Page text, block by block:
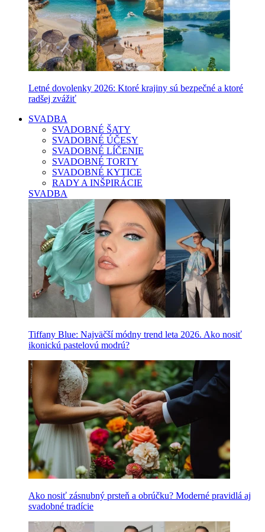
Letné dovolenky 2026: Ktoré krajiny sú bezpečné a ktoré
radšej zvážiť
SVADBA
SVADOBNÉ ŠATY
SVADOBNÉ ÚČESY
SVADOBNÉ LÍČENIE
SVADOBNÉ TORTY
SVADOBNÉ KYTICE
RADY A INŠPIRÁCIE
SVADBA
Tiffany Blue: Najväčší módny trend leta 2026. Ako nosiť
ikonickú pastelovú modrú?
Ako nosiť zásnubný prsteň a obrúčku? Moderné pravidlá aj
svadobné tradície